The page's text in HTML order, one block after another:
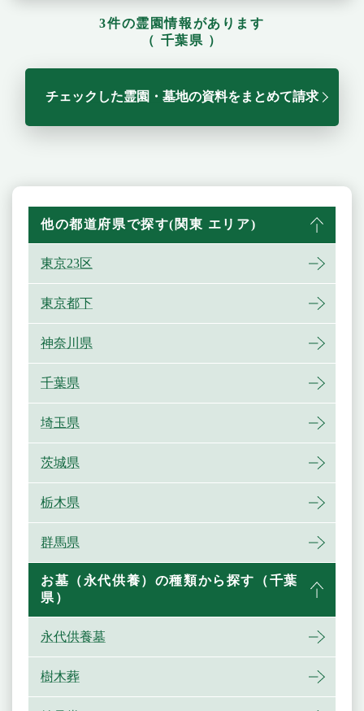
3件の霊園情報があります
（ 千葉県 ）
チェックした霊園・墓地の資料をまとめて請求
他の都道府県で探す(関東 エリア)
東京23区
東京都下
神奈川県
千葉県
埼玉県
茨城県
栃木県
群馬県
お墓（永代供養）の種類から探す（千葉
県）
永代供養墓
樹木葬